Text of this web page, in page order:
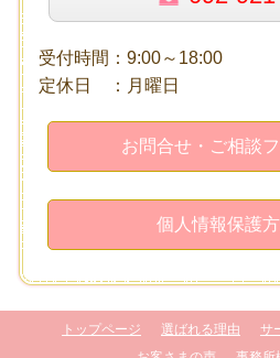
受付時間：9:00～18:00
定休日 ：月曜日
お問合せ・ご相談
個人情報保護
トップページ 選ばれる理由 サ